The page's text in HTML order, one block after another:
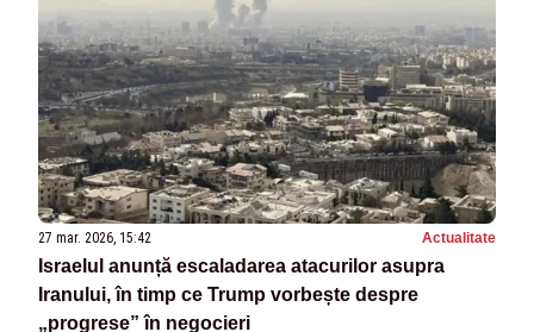
27 mar. 2026, 15:42 Actualitate
Israelul anunță escaladarea atacurilor asupra
Iranului, în timp ce Trump vorbește despre
„progrese” în negocieri